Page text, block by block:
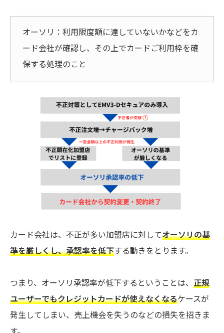
オーソリ：利用限度額に達していないかなどをカ
ード会社が確認し、その上でカードご利用枠を確
保する処理のこと
カード会社は、不正が多い加盟店に対してオーソリの基
準を厳しくし、承認率を低下する動きをとります。
つまり、オーソリ承認率が低下するということは、 正規
ユーザーでもクレジットカードが使えなくなるケースが
発生してしまい、売上機会を失うのなどの損失を招きま